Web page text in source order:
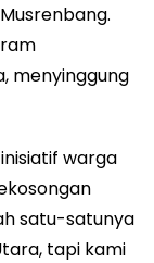
menyinggung
warga
satu-satunya
tapi kami